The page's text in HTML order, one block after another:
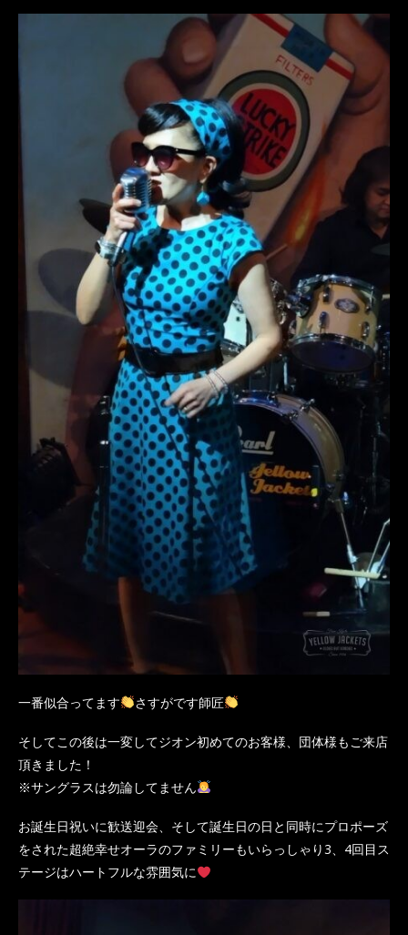
一番似合ってます さすがです師匠
そしてこの後は一変してジオン初めてのお客様、団体様もご来店
頂きました！
※サングラスは勿論してません
お誕生日祝いに歓送迎会、そして誕生日の日と同時にプロポーズ
をされた超絶幸せオーラのファミリーもいらっしゃり3、4回目ス
テージはハートフルな雰囲気に